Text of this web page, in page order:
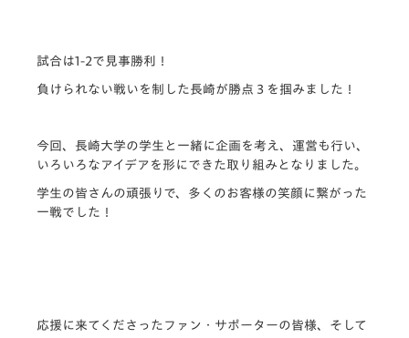
試合は1-2で見事勝利！
負けられない戦いを制した長崎が勝点３を掴みました！
今回、長崎大学の学生と一緒に企画を考え、運営も行い、
いろいろなアイデアを形にできた取り組みとなりました。
学生の皆さんの頑張りで、多くのお客様の笑顔に繋がった
一戦でした！
応援に来てくださったファン・サポーターの皆様、そして